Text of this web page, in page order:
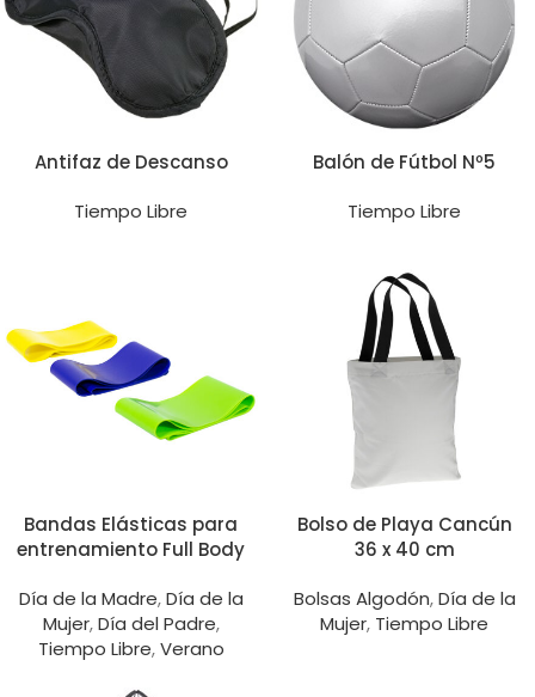
Antifaz de Descanso
Tiempo Libre
Balón de Fútbol Nº5
Tiempo Libre
Bandas Elásticas para
entrenamiento Full Body
Día de la Madre,Día de la
Mujer,Día del Padre,
Tiempo Libre,Verano
Bolso de Playa Cancún
36 x 40 cm
Bolsas Algodón,Día de la
Mujer, Tiempo Libre